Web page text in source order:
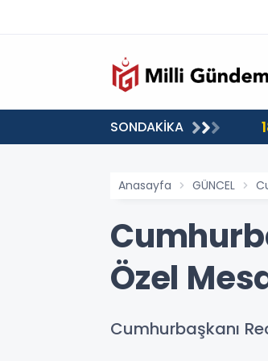
SONDAKİKA
Anasayfa GÜNCEL
Özel
Cumhurbaşkanı